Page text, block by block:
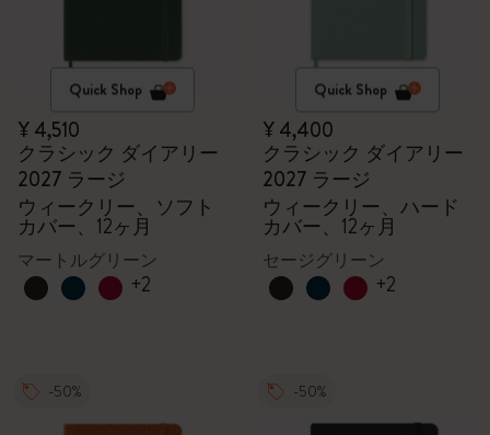
Quick Shop
¥ 4,510
クラシック ダイアリー
2027 ラージ
ウィークリー、ソフト
カバー、12ヶ月
マートルグリーン
+2
Quick Shop
¥ 4,400
クラシック ダイアリー
2027 ラージ
ウィークリー、ハード
カバー、12ヶ月
セージグリーン
+2
-50% -50%